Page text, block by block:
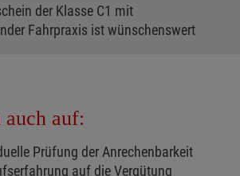
der Klasse C1 mit
Fahrpraxis ist wünschenswert
auf:
Prüfung der Anrechenbarkeit
auf die Vergütung